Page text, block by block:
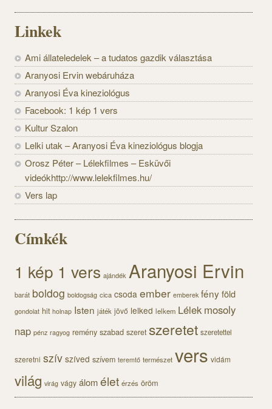
Linkek
Ami állateledelek – a tudatos gazdik választása
Aranyosi Ervin webáruháza
Aranyosi Éva kineziológus
Facebook: 1 kép 1 vers
Kultur Szalon
Lelki utak – Aranyosi Éva kineziológus blogja
Orosz Péter – Lélekfilmes – Esküvői
videókhttp://www.lelekfilmes.hu/
Vers lap
Címkék
1 kép 1 vers ajándék Aranyosi Ervin
barát boldog boldogság cica csoda ember emberek fényföld
gondolat hit holnap Isten játék jövő lelked lelkem Lélek mosoly
nap pénz ragyog remény szabad szeret szeretet szeretettel
szeretni szív szíved szívem teremtő természet vers vidám
világ virág vágy álomélet érzés öröm